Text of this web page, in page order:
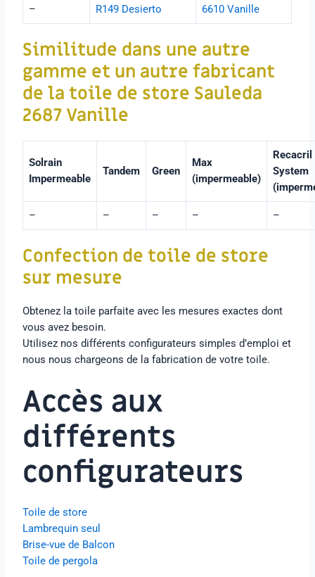
– R149 Desierto 6610 Vanille
Similitude dans une autre
gamme et un autre fabricant
de la toile de store Sauleda
2687 Vanille
Solrain
Impermeable
Tandem Green
Max
(impermeable)
Recacril
System
– – – – –
Confection de toile de store
sur mesure
Obtenez la toile parfaite avec les mesures exactes dont
vous avez besoin.
Utilisez nos différents configurateurs simples d’emploi et
nous nous chargeons de la fabrication de votre toile.
Accès aux
différents
configurateurs
Toile de store
Lambrequin seul
Brise-vue de Balcon
Toile de pergola